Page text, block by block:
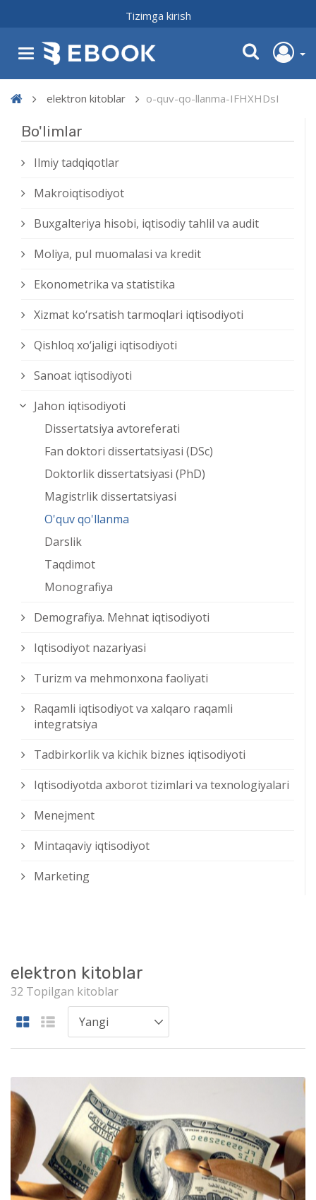
Tizimga kirish
elektron kitoblar o-quv-qo-llanma-IFHXHDsI
Bo'limlar
Ilmiy tadqiqotlar
Makroiqtisodiyot
Buxgalteriya hisobi, iqtisodiy tahlil va audit
Moliya, pul muomalasi va kredit
Ekonometrika va statistika
Xizmat kо‘rsatish tarmoqlari iqtisodiyoti
Qishloq xо‘jaligi iqtisodiyoti
Sanoat iqtisodiyoti
Jahon iqtisodiyoti
Dissertatsiya avtoreferati
Fan doktori dissertatsiyasi (DSc)
Doktorlik dissertatsiyasi (PhD)
Magistrlik dissertatsiyasi
O'quv qo'llanma
Darslik
Taqdimot
Monografiya
Demografiya. Mehnat iqtisodiyoti
Iqtisodiyot nazariyasi
Turizm va mehmonxona faoliyati
Raqamli iqtisodiyot va xalqaro raqamli
integratsiya
Tadbirkorlik va kichik biznes iqtisodiyoti
Iqtisodiyotda axborot tizimlari va texnologiyalari
Menejment
Mintaqaviy iqtisodiyot
Marketing
elektron kitoblar
32 Topilgan kitoblar